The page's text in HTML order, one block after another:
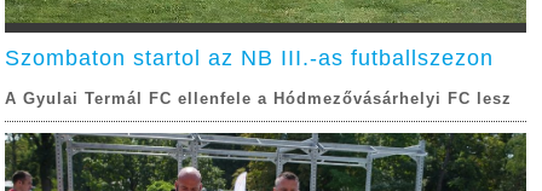
Szombaton startol az NB III.-as futballszezon
A Gyulai Termál FC ellenfele a Hódmezővásárhelyi FC lesz